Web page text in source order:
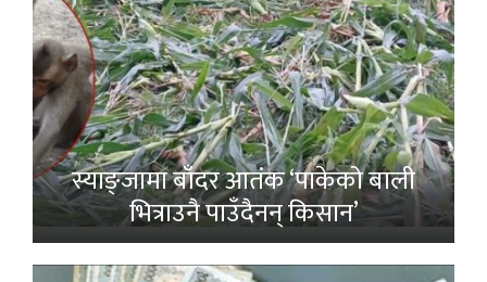
स्याङ्जामा बाँदर आतंक ‘पाकेको बाली
भित्राउनै पाउँदैनन् किसान’